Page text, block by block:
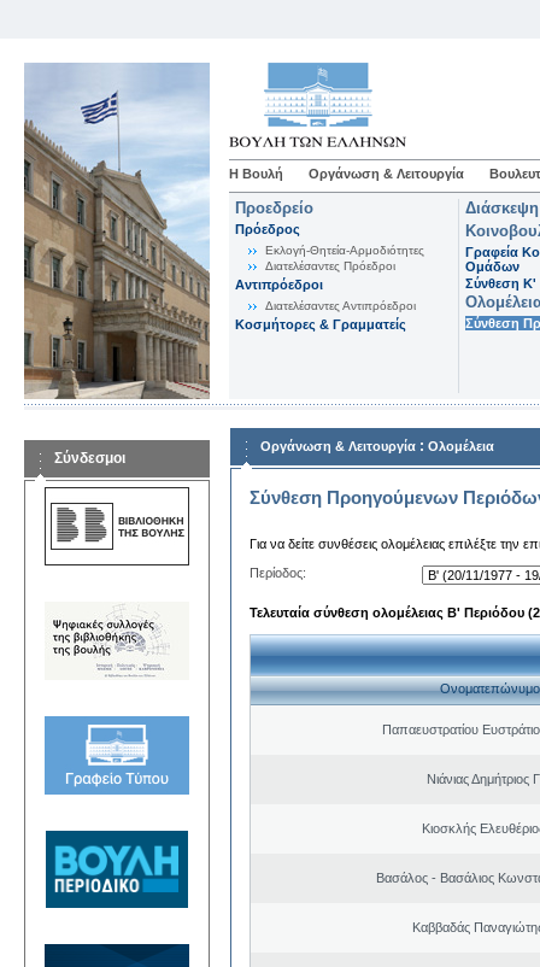
Η Βουλή Οργάνωση & Λειτουργία
Προεδρείο
Πρόεδρος
Εκλογή-Θητεία-Αρμοδιότητες
Διατελέσαντες Πρόεδροι
Αντιπρόεδροι
Διατελέσαντες Αντιπρόεδροι
Κοσμήτορες & Γραμματείς
Γραφεία
Ομάδων
Σύνθεση K'
Σύνθεση
Σύνδεσμοι
Οργάνωση & Λειτουργία : Ολομέλεια
Σύνθεση Προηγούμενων
Για να δείτε συνθέσεις ολομέλειας επιλέξτε την
Περίοδος:
Τελευταία σύνθεση ολομέλειας Β' Περιόδου
Ονοματεπώνυμο
Παπαευστρατίου
Νιάνιας Δημήτριος
Κιοσκλής
Βασάλος - Βασάλιος
Καββαδάς